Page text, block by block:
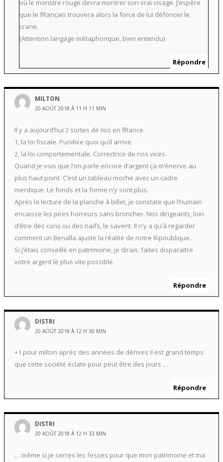
où le monstre rouge devra montrer son vrai visage. J’espère
que le fRançais trouvera alors la force de lui défoncer le
crane.
(Attention langage métaphorique, bien entendu)
Répondre
MILTON
20 AOÛT 2018 À 11 H 11 MIN
Il y a aujourd’hui 2 sortes de lois en fRance.
1, la loi fiscale. Punitive quoi qu’il arrive.
2, la loi comportementale. Correctrice de nos vices.
Quand je vois que l’on parle encore d’argent ça m’énerve au
plus haut point. C’est un tableau moche avec un cadre
merdique. Le fonds et la forme n’y sont plus.
Après la lecture de la planche à billet, je constate que l’humain
encaisse les pires horreurs sans broncher. Nos dirigeants, loin
d’être des cons ou des naifs, le savent. Il n’y a qu’à regarder
comment un Benalla ajuste la réalité de notre Ripoublique.
Si j’étais conseillé en patrimoine, je dirais: faites disparaitre
votre argent le plus vite possible.
Répondre
DISTRI
20 AOÛT 2018 À 12 H 30 MIN
+1 pour milton après des années de dérives il est grand temps
que cette société éclate pour peut être des jours …
Répondre
DISTRI
20 AOÛT 2018 À 12 H 32 MIN
… même si je serres les fesses pour que mon patrimoine et ma